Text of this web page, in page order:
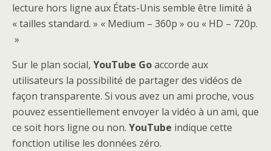
lecture hors ligne aux États-Unis semble être limité à
« tailles standard. » « Medium – 360p » ou « HD – 720p.
»
Sur le plan social, YouTube Goaccorde aux
utilisateurs la possibilité de partager des vidéos de
façon transparente. Si vous avez un ami proche, vous
pouvez essentiellement envoyer la vidéo à un ami, que
ce soit hors ligne ou non. YouTube indique cette
fonction utilise les données zéro.